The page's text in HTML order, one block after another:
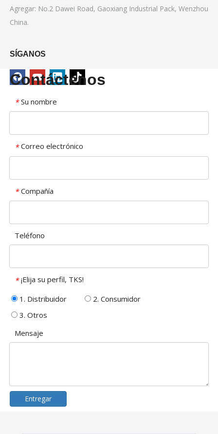
Agregar: No.2 Dawei Road, Gaoxiang Industrial Pack, Wenzhou
China.
SÍGANOS
Contáctenos
* Su nombre
* Correo electrónico
* Compañía
Teléfono
* ¡Elija su perfil, TKS!
1. Distribuidor
2. Consumidor
3. Otros
Mensaje
Entregar